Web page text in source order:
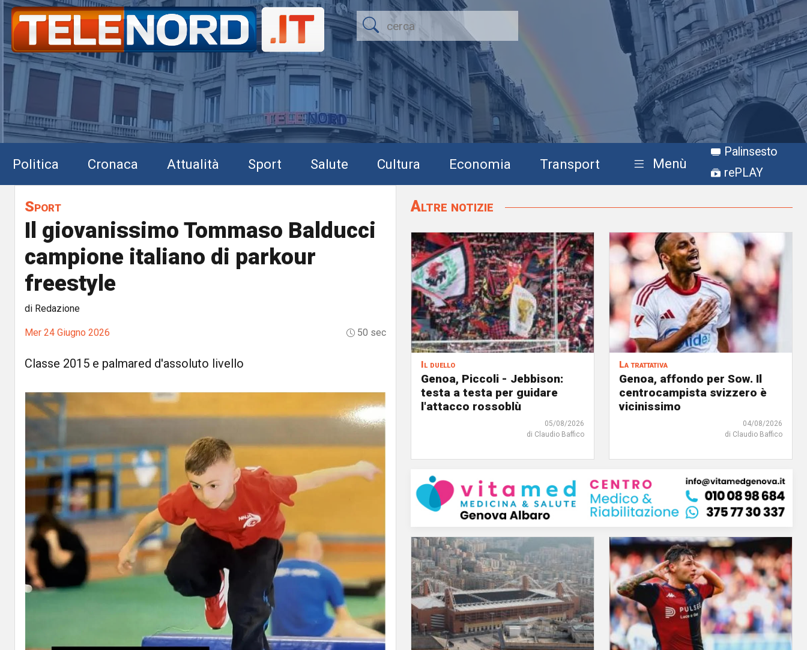
Politica Cronaca Attualità Sport Salute Cultura Economia Transport Menù
Palinsesto
rePLAY
Sport
Il giovanissimo Tommaso Balducci
campione italiano di parkour
freestyle
di Redazione
Mer 24 Giugno 2026 50 sec
Classe 2015 e palmared d'assoluto livello
Altre notizie
Il duello
Genoa, Piccoli - Jebbison:
testa a testa per guidare
l'attacco rossoblù
05/08/2026
di Claudio Baffico
La trattativa
Genoa, affondo per Sow. Il
centrocampista svizzero è
vicinissimo
04/08/2026
di Claudio Baffico